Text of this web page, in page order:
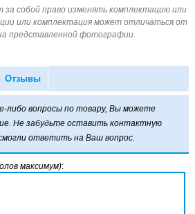
Отзывы
либо вопросы по товару, Вы можете
Не забудьте оставить контактную
ответить на Ваш вопрос.
максимум):